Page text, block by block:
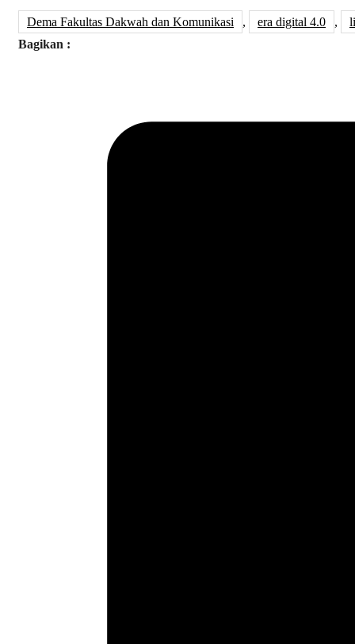
Dema Fakultas Dakwah dan Komunikasi , era digital 4.0 ,
Bagikan :